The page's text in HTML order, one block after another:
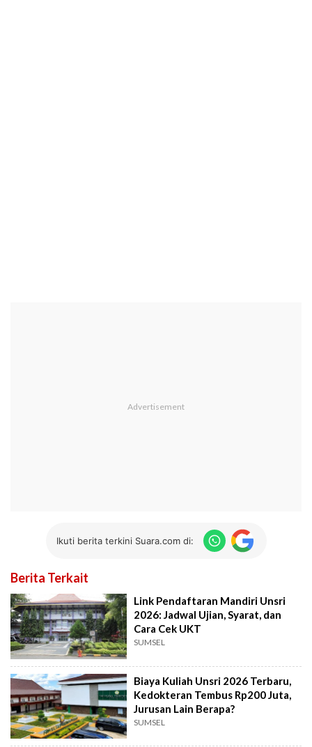
Ikuti berita terkini Suara.com di:
Berita Terkait
Link Pendaftaran Mandiri Unsri
2026: Jadwal Ujian, Syarat, dan
Cara Cek UKT
SUMSEL
Biaya Kuliah Unsri 2026 Terbaru,
Kedokteran Tembus Rp200 Juta,
Jurusan Lain Berapa?
SUMSEL